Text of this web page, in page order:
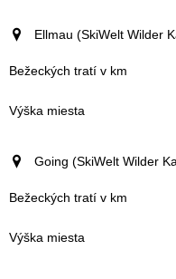
Ellmau (SkiWelt Wilder
Going (SkiWelt Wilder